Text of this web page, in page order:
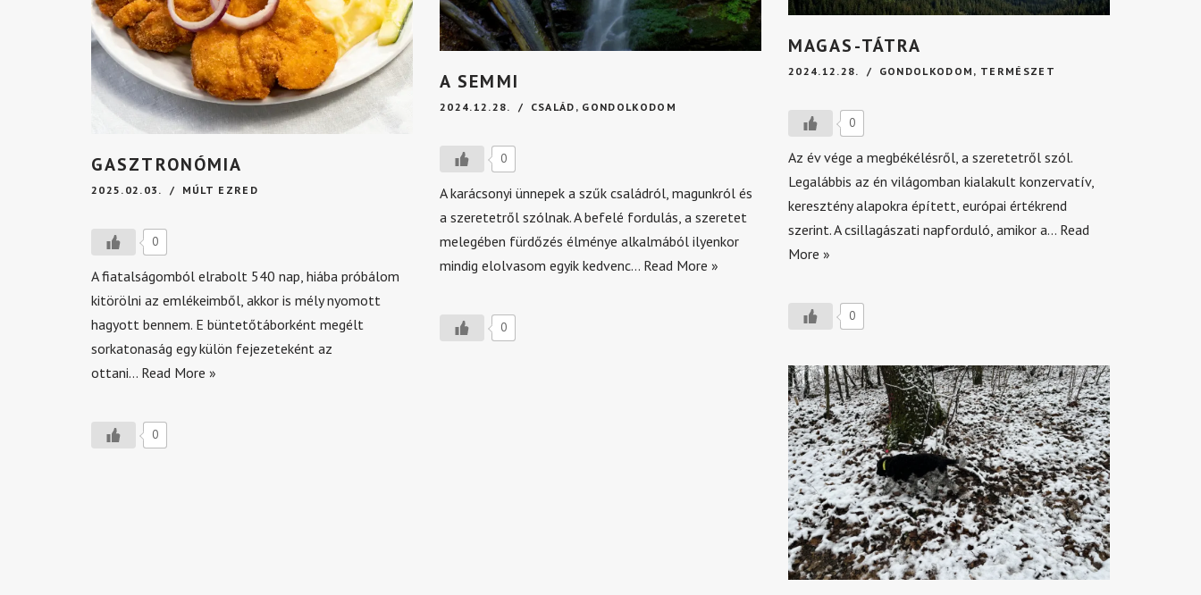
GASZTRONÓMIA
2025.02.03. MÚLT EZRED
0
A fiatalságomból elrabolt 540 nap, hiába próbálom
kitörölni az emlékeimből, akkor is mély nyomott
hagyott bennem. E büntetőtáborként megélt
sorkatonaság egy külön fejezeteként az
ottani… Read More »
0
A SEMMI
2024.12.28. CSALÁD , GONDOLKODOM
0
A karácsonyi ünnepek a szűk családról, magunkról és
a szeretetről szólnak. A befelé fordulás, a szeretet
melegében fürdőzés élménye alkalmából ilyenkor
mindig elolvasom egyik kedvenc… Read More »
0
MAGAS-TÁTRA
2024.12.28. GONDOLKODOM , TERMÉSZET
0
Az év vége a megbékélésről, a szeretetről szól.
Legalábbis az én világomban kialakult konzervatív,
keresztény alapokra épített, európai értékrend
szerint. A csillagászati napforduló, amikor a… Read
More »
0